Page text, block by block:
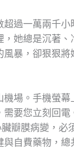
過一萬兩千小
她總是沉著、
暴，卻狠狠將
場。手機螢幕
要您立刻回電
瓣膜病變，必
自費藥物，總